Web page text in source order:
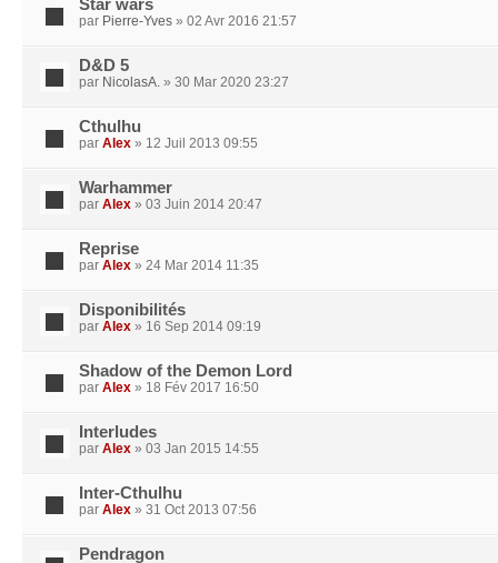
Star wars
par Pierre-Yves » 02 Avr 2016 21:57
D&D 5
par NicolasA. » 30 Mar 2020 23:27
Cthulhu
par Alex » 12 Juil 2013 09:55
Warhammer
par Alex » 03 Juin 2014 20:47
Reprise
par Alex » 24 Mar 2014 11:35
Disponibilités
par Alex » 16 Sep 2014 09:19
Shadow of the Demon Lord
par Alex » 18 Fév 2017 16:50
Interludes
par Alex » 03 Jan 2015 14:55
Inter-Cthulhu
par Alex » 31 Oct 2013 07:56
Pendragon